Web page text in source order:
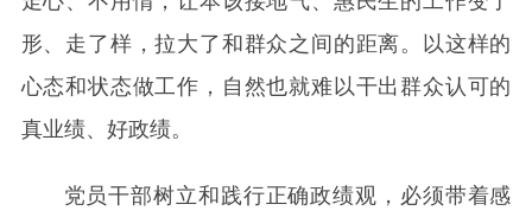
形、走了样，拉大了和群众之间的距离。以这样的
心态和状态做工作，自然也就难以干出群众认可的
真业绩、好政绩。
党员干部树立和践行正确政绩观，必须带着感